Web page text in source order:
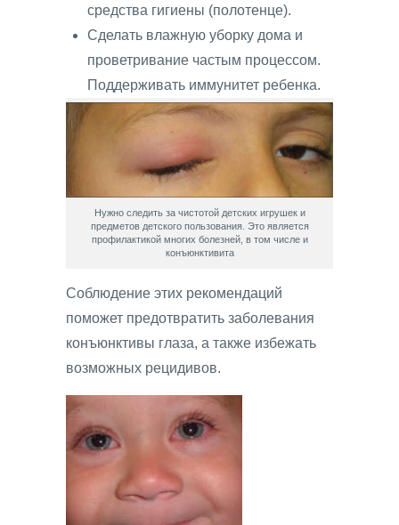
средства гигиены (полотенце).
Сделать влажную уборку дома и
проветривание частым процессом.
Поддерживать иммунитет ребенка.
Нужно следить за чистотой детских игрушек и
предметов детского пользования. Это является
профилактикой многих болезней, в том числе и
конъюнктивита
Соблюдение этих рекомендаций
поможет предотвратить заболевания
конъюнктивы глаза, а также избежать
возможных рецидивов.